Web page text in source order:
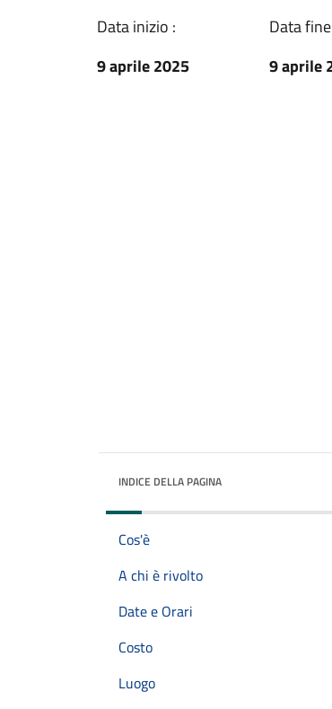
Data inizio :
9 aprile 2025
Data
9 aprile
INDICE DELLA PAGINA
Cos'è
A chi è rivolto
Date e Orari
Costo
Luogo